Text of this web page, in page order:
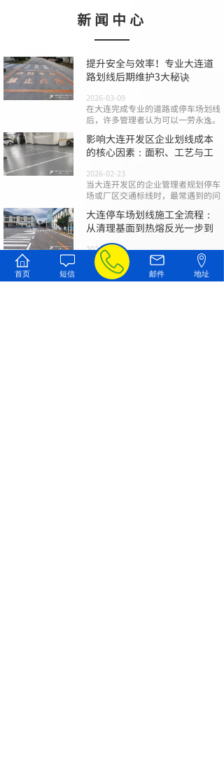
新闻中心
提升安全与效率！专业大连道
路划线后期维护3大秘诀
2026-03-09
在大连完成专业的道路或停车场划线
后，许多管理者认为可以一劳永逸。
影响大连开发区企业划线成本
的核心因素：面积、工艺与工
2026-02-23
当大连开发区的企业管理者规划停车
场或厂区交通标线时，最常遇到的问
大连停车场划线施工全流程：
从清理基面到热熔反光一步到
2026-02-09
一个规范、清晰且耐用的停车场标
线，不仅是引导车流、保障安全的基
础
首页 短信 邮件 地址